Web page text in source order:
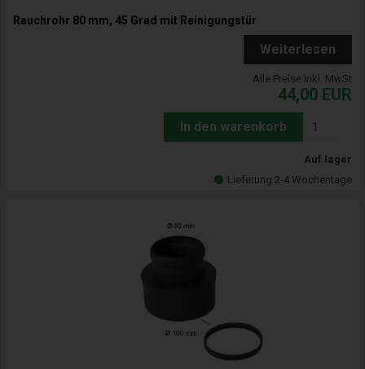
Rauchrohr 80 mm, 45 Grad mit Reinigungstür
Weiterlesen
Alle Preise inkl. MwSt
44,00 EUR
In den warenkorb
Auf lager
Lieferung 2-4 Wochentage